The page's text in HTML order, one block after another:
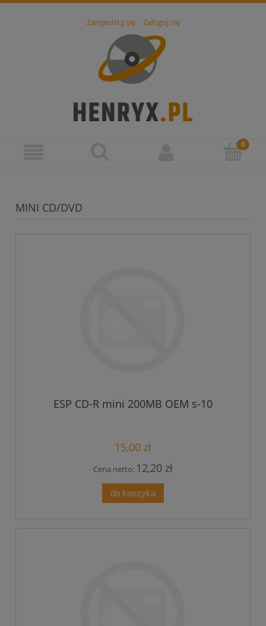
Zarejestruj się Zaloguj się
MINI CD/DVD
ESP CD-R mini 200MB OEM s-10
15,00 zł
Cena netto: 12,20 zł
do koszyka